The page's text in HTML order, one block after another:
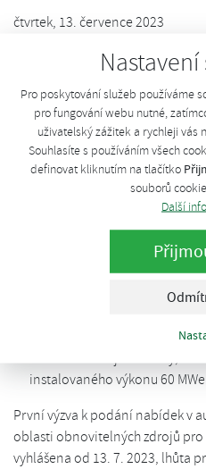
Pro poskytování služeb používáme
pro fungování webu nutné,
uživatelský zážitek a rychleji vás
Souhlasíte s používáním všech
definovat kliknutím na tlačítko
souborů
Další
čtvrtek, 13. července 2023
MPO v návaznosti na schválený
podporovaných zdrojů energie,
výzvu k podání nabídek v aukci
elektřiny z OZE pro rok 2023, a
výroben.
Výrobny elektřiny využívající
výrobny elektřiny) s výkonem
soutěženého instalovaného
Malé vodní elektrárny (nové
modernizované výrobny
Větrné elektrárny (nové
instalovaného výkonu 60
První výzva k podání nabídek v
oblasti obnovitelných zdrojů pro
vyhlášena od 13. 7. 2023, lhůta